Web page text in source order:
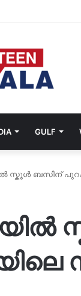
GULF
സ്കൂൾ ബസിന്